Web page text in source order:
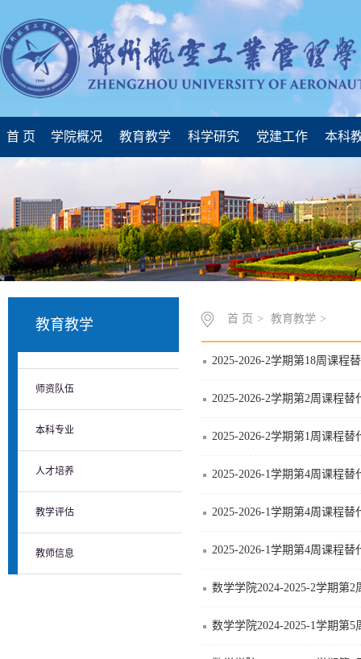
首 页 学院概况 教育教学 科学研究 党建工作 本科
教育教学
师资队伍
本科专业
人才培养
教学评估
教师信息
首 页 > 教育教学 >
2025-2026-2学期第18周课程
2025-2026-2学期第2周课程替
2025-2026-2学期第1周课程替
2025-2026-1学期第4周课程替
2025-2026-1学期第4周课程替
2025-2026-1学期第4周课程替
数学学院2024-2025-2学期第
数学学院2024-2025-1学期第